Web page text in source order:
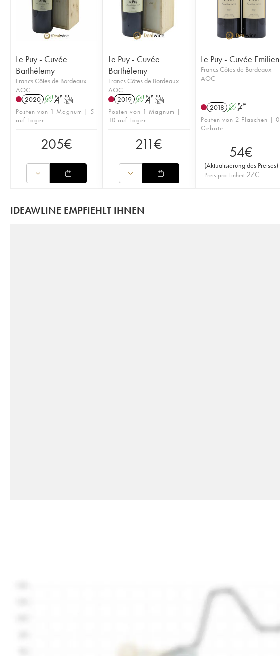
Le Puy - Cuvée
Barthélemy
Francs Côtes de Bordeaux
AOC
2020 A ST
Posten von 1 Magnum | 5
auf Lager
205€
Le Puy - Cuvée
Barthélemy
Francs Côtes de Bordeaux
AOC
2019 A ST
Posten von 1 Magnum |
10 auf Lager
211€
Le Puy - Cuvée Emilien
Francs Côtes de Bordeaux
AOC
2018 A S
Posten von 2 Flaschen | 0
Gebote
54€
(Aktualisierung des Preises)
Preis pro Einheit 27€
IDEAWLINE EMPFIEHLT IHNEN